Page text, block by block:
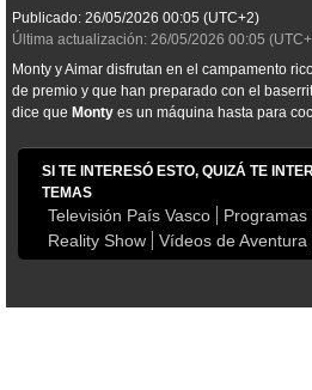
Publicado: 26/05/2026 00:05 (UTC+2)
Última actualización: 26/05/2026 00:05
Monty y Aimar disfrutan en el campamento
de premio y que han preparado con el
dice que Monty es un máquina hasta para
SI TE INTERESÓ ESTO, QUIZÁ TE
TEMAS
Televisión País Vasco Programas
Reality Show
Vídeos de Aventura